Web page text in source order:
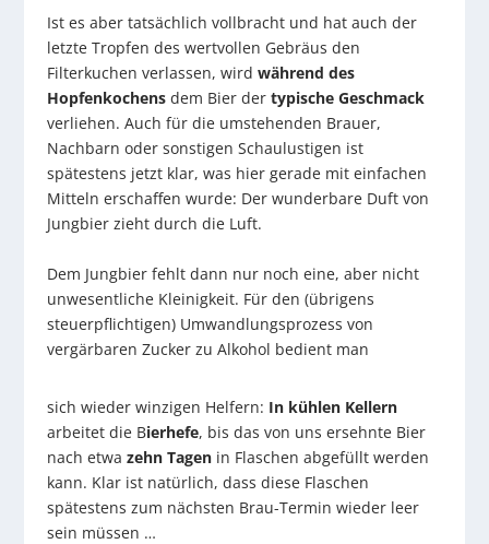
Ist es aber tatsächlich vollbracht und hat auch der
letzte Tropfen des wertvollen Gebräus den
Filterkuchen verlassen, wird während des
Hopfenkochens dem Bier der typische Geschmack
verliehen. Auch für die umstehenden Brauer,
Nachbarn oder sonstigen Schaulustigen ist
spätestens jetzt klar, was hier gerade mit einfachen
Mitteln erschaffen wurde: Der wunderbare Duft von
Jungbier zieht durch die Luft.
Dem Jungbier fehlt dann nur noch eine, aber nicht
unwesentliche Kleinigkeit. Für den (übrigens
steuerpflichtigen) Umwandlungsprozess von
vergärbaren Zucker zu Alkohol bedient man
sich wieder winzigen Helfern: In kühlen Kellern
arbeitet die Bierhefe, bis das von uns ersehnte Bier
nach etwa zehn Tagenin Flaschen abgefüllt werden
kann. Klar ist natürlich, dass diese Flaschen
spätestens zum nächsten Brau-Termin wieder leer
sein müssen …